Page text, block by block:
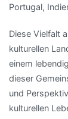
Portugal,
Diese Vielfalt
kulturellen
einem
dieser
und
kulturellen